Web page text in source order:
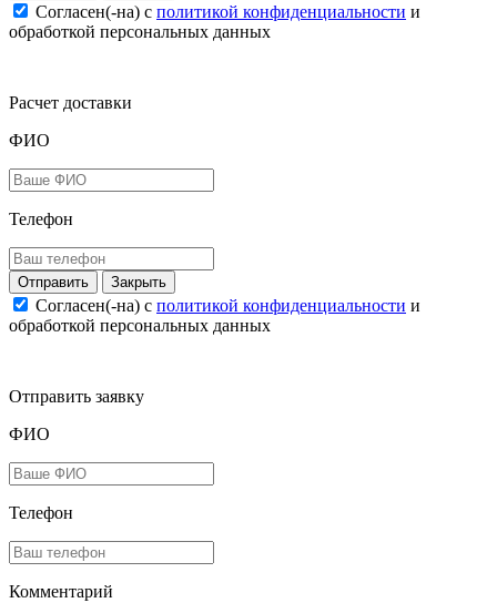
Согласен(-на) c политикой конфиденциальности и
обработкой персональных данных
Расчет доставки
ФИО
Телефон
Закрыть
Согласен(-на) c политикой конфиденциальности и
обработкой персональных данных
Отправить заявку
ФИО
Телефон
Комментарий